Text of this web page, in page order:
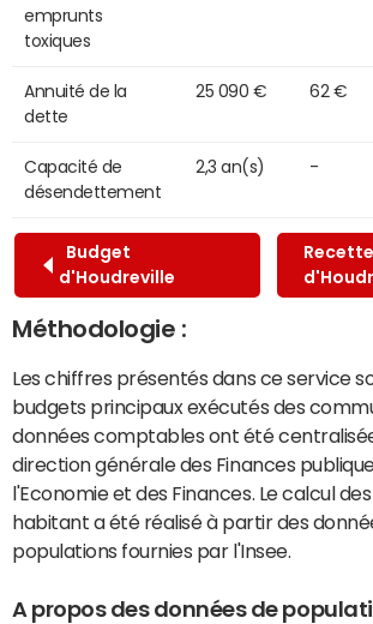
emprunts
toxiques
Annuité de la
dette
25 090 € 62 €
Capacité de
désendettement
2,3 an(s) -
Budget
d'Houdreville
Méthodologie :
Les chiffres présentés dans ce service
budgets principaux exécutés des
données comptables ont été
direction générale des Finances
l'Economie et des Finances. Le calcul
habitant a été réalisé à partir des
populations fournies par l'Insee.
A propos des données de